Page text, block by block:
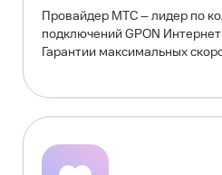
Провайдер МТС – лидер по
подключений GPON
Гарантии максимальных